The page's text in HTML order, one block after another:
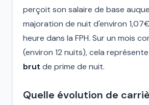
perçoit son salaire de base
majoration de nuit d'environ
heure dans la FPH. Sur un mois
(environ 12 nuits), cela représente
brut de prime de nuit.
Quelle évolution de